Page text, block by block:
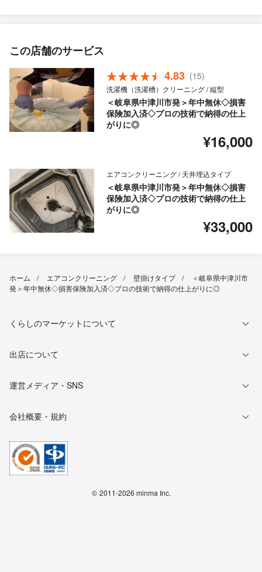
この店舗のサービス
4.83 (15)
洗濯機（洗濯槽）クリーニング / 縦型
＜岐阜県中津川市発＞年中無休◇損害
保険加入済◇プロの技術で納得の仕上
がりに◎
¥16,000
エアコンクリーニング / 天井埋込タイプ
＜岐阜県中津川市発＞年中無休◇損害
保険加入済◇プロの技術で納得の仕上
がりに◎
¥33,000
ホーム エアコンクリーニング 壁掛けタイプ
＜岐阜県中津川市
発＞年中無休◇損害保険加入済◇プロの技術で納得の仕上がりに◎
くらしのマーケットについて
出店について
運営メディア・SNS
会社概要・規約
© 2011-2026 minma Inc.